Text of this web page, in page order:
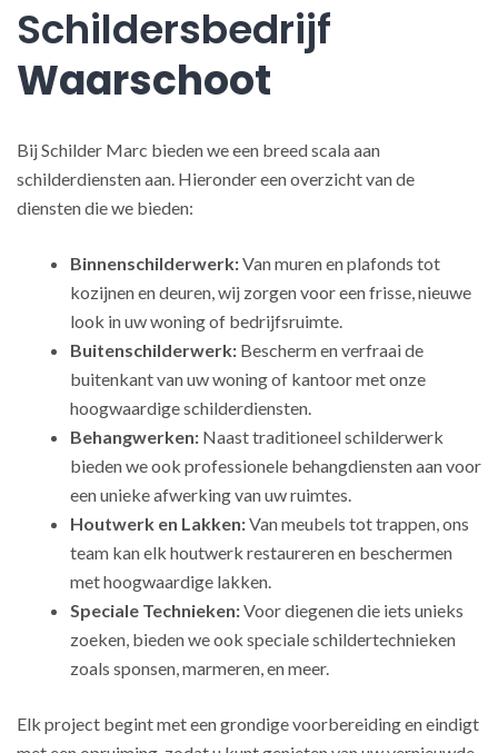
Schildersbedrijf
Waarschoot
Bij Schilder Marc bieden we een breed scala aan
schilderdiensten aan. Hieronder een overzicht van de
diensten die we bieden:
Binnenschilderwerk:Van muren en plafonds tot
kozijnen en deuren, wij zorgen voor een frisse, nieuwe
look in uw woning of bedrijfsruimte.
Buitenschilderwerk: Bescherm en verfraai de
buitenkant van uw woning of kantoor met onze
hoogwaardige schilderdiensten.
Behangwerken: Naast traditioneel schilderwerk
bieden we ook professionele behangdiensten aan voor
een unieke afwerking van uw ruimtes.
Houtwerk en Lakken:Van meubels tot trappen, ons
team kan elk houtwerk restaureren en beschermen
met hoogwaardige lakken.
Speciale Technieken:Voor diegenen die iets unieks
zoeken, bieden we ook speciale schildertechnieken
zoals sponsen, marmeren, en meer.
Elk project begint met een grondige voorbereiding en eindigt